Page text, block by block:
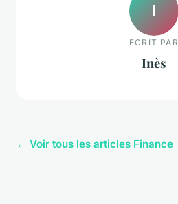
I
ECRIT PAR
Inès
← Voir tous les articles Finance